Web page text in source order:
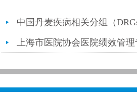
中国丹麦疾病相关分组（
上海市医院协会医院绩效管